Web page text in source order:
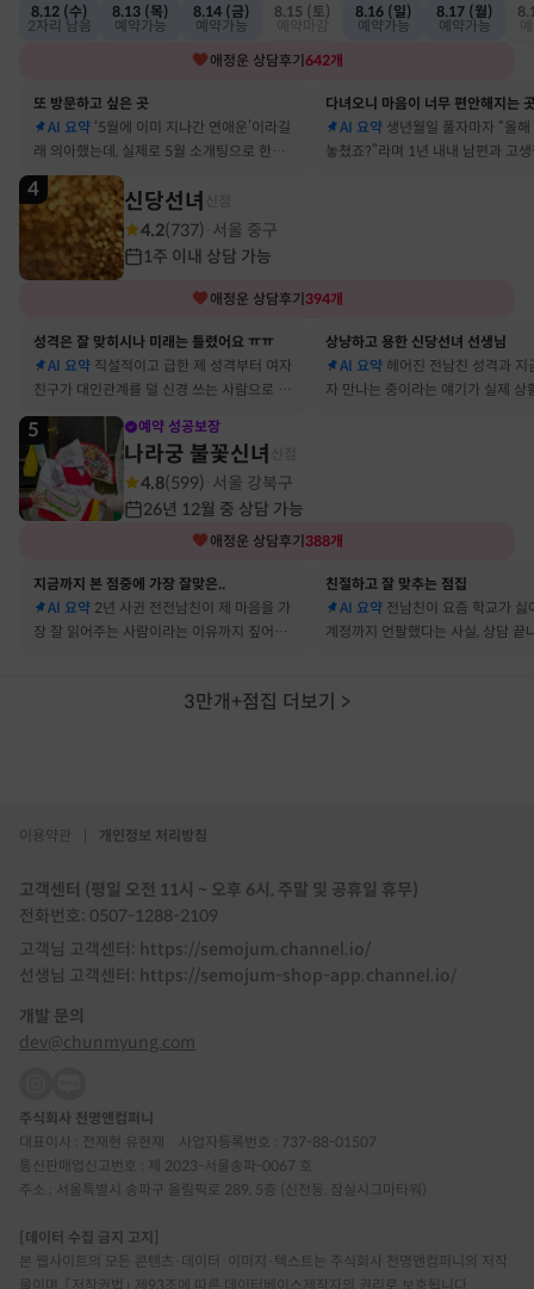
8.12 (수)
2자리 남음
8.13 (목)
예약가능
8.14 (금)
예약가능
8.15 (토)
8.16 (일)
예약가능
8.17 (월)
예약가능
애정운 상담후기 642개
또 방문하고 싶은 곳
AI 요약 ‘5월에 이미 지나간 연애운’이라길
래 의아했는데, 실제로 5월 소개팅으로 한참
고민했던 사람이 있었어요
다녀오니 마음이 너무 편안해지는
AI 요약 생년월일 풀자마자 “올
놓쳤죠?”라며 1년 내내 남편과 고
4 신당선녀
4.2(737) 서울 중구
1주 이내 상담 가능
애정운 상담후기 394개
성격은 잘 맞히시나 미래는 틀렸어요 ㅠㅠ
AI 요약 직설적이고 급한 제 성격부터 여자
친구가 대인관계를 덜 신경 쓰는 사람으로 바
뀔 거란 말까지 그대로 현실이 됐어요
상냥하고 용한 신당선녀 선생님
AI 요약 헤어진 전남친 성격과 지
자 만나는 중이라는 얘기가 실제 상
5 예약 성공보장
나라궁 불꽃신녀
4.8(599) 서울 강북구
26년 12월 중 상담 가능
애정운 상담후기 388개
지금까지 본 점중에 가장 잘맞은..
AI 요약 2년 사귄 전전남친이 제 마음을 가
장 잘 읽어주는 사람이라는 이유까지 짚어줘
친절하고 잘 맞추는 점집
AI 요약 전남친이 요즘 학교가 싫
계정까지 언팔했다는 사실, 상담 끝
3만개+점집 더보기 >
이용약관 개인정보 처리방침
고객센터 (평일 오전 11시 ~ 오후 6시, 주말 및 공휴일 휴무)
전화번호: 0507-1288-2109
고객님 고객센터: https://semojum.channel.io/
선생님 고객센터: https://semojum-shop-app.channel.io/
개발 문의
dev@chunmyung.com
주식회사 천명앤컴퍼니
대표이사 : 전재현 유현재 사업자등록번호 : 737-88-01507
통신판매업신고번호 : 제 2023-서울송파-0067 호
주소 : 서울특별시 송파구 올림픽로 289, 5층 (신천동, 잠실시그마타워)
[데이터 수집 금지 고지]
본 웹사이트의 모든 콘텐츠·데이터·이미지·텍스트는 주식회사 천명앤컴퍼니의 저작
물이며, 「저작권법」 제93조에 따른 데이터베이스제작자의 권리로 보호됩니다.